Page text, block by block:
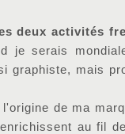
deux activités
je serais
graphiste, mais
l'origine de ma
au fil